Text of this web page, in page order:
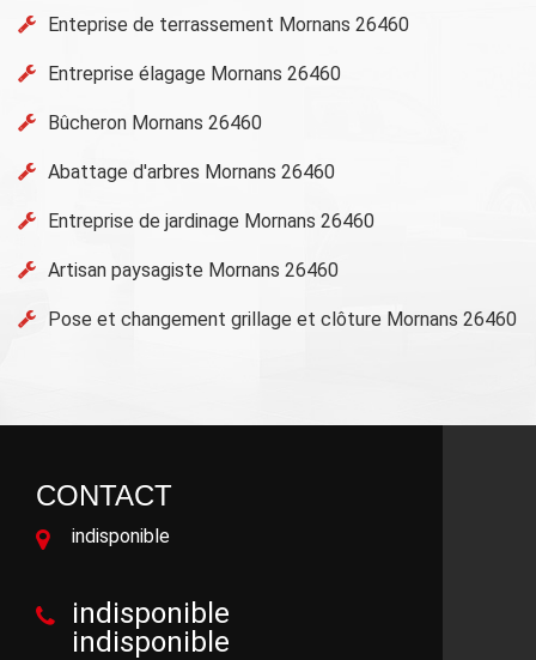
Enteprise de terrassement Mornans 26460
Entreprise élagage Mornans 26460
Bûcheron Mornans 26460
Abattage d'arbres Mornans 26460
Entreprise de jardinage Mornans 26460
Artisan paysagiste Mornans 26460
Pose et changement grillage et clôture Mornans 26460
CONTACT
indisponible
indisponible
indisponible